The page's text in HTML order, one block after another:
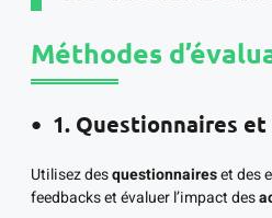
Méthodes
1. Questionnaires
Utilisez desquestionnaireset des
feedbacks et évaluer l’impact des